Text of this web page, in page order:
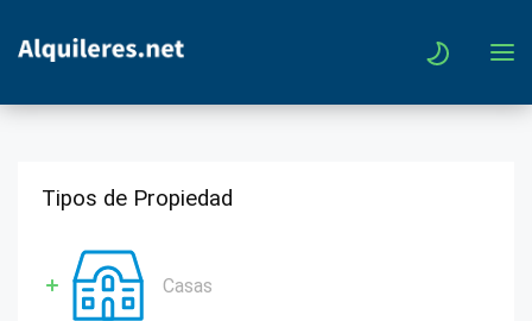
Tipos de Propiedad
Casas